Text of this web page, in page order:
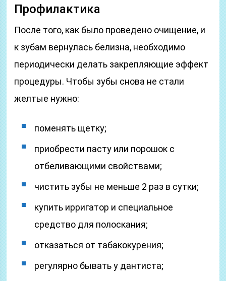
Профилактика
После того, как было проведено очищение, и
к зубам вернулась белизна, необходимо
периодически делать закрепляющие эффект
процедуры. Чтобы зубы снова не стали
желтые нужно:
поменять щетку;
приобрести пасту или порошок с
отбеливающими свойствами;
чистить зубы не меньше 2 раз в сутки;
купить ирригатор и специальное
средство для полоскания;
отказаться от табакокурения;
регулярно бывать у дантиста;